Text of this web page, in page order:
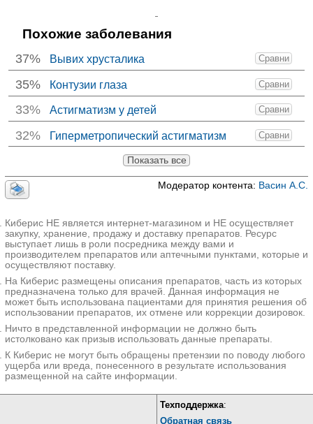
Похожие заболевания
37% Сравни
Вывих хрусталика
35% Сравни
Контузии глаза
33% Сравни
Астигматизм у детей
32% Сравни
Гиперметропический астигматизм
Показать все
Модератор контента: Васин А.С.
Киберис НЕ является интернет-магазином и НЕ осуществляет
закупку, хранение, продажу и доставку препаратов. Ресурс
выступает лишь в роли посредника между вами и
производителем препаратов или аптечными пунктами, которые и
осуществляют поставку.
На Киберис размещены описания препаратов, часть из которых
предназначена только для врачей. Данная информация не
может быть использована пациентами для принятия решения об
использовании препаратов, их отмене или коррекции дозировок.
Ничто в представленной информации не должно быть
истолковано как призыв использовать данные препараты.
К Киберис не могут быть обращены претензии по поводу любого
ущерба или вреда, понесенного в результате использования
размещенной на сайте информации.
Техподдержка:
Обратная связь